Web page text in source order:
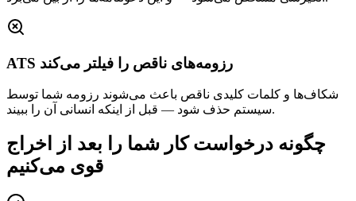
ATS رزومه‌های ناقص را فیلتر می‌کند
شکاف‌ها و کلمات کلیدی ناقص باعث می‌شوند رزومه شما توسط
سیستم حذف شود — قبل از اینکه انسانی آن را ببیند.
چگونه درخواست کار شما را بعد از اخراج
قوی می‌کنیم